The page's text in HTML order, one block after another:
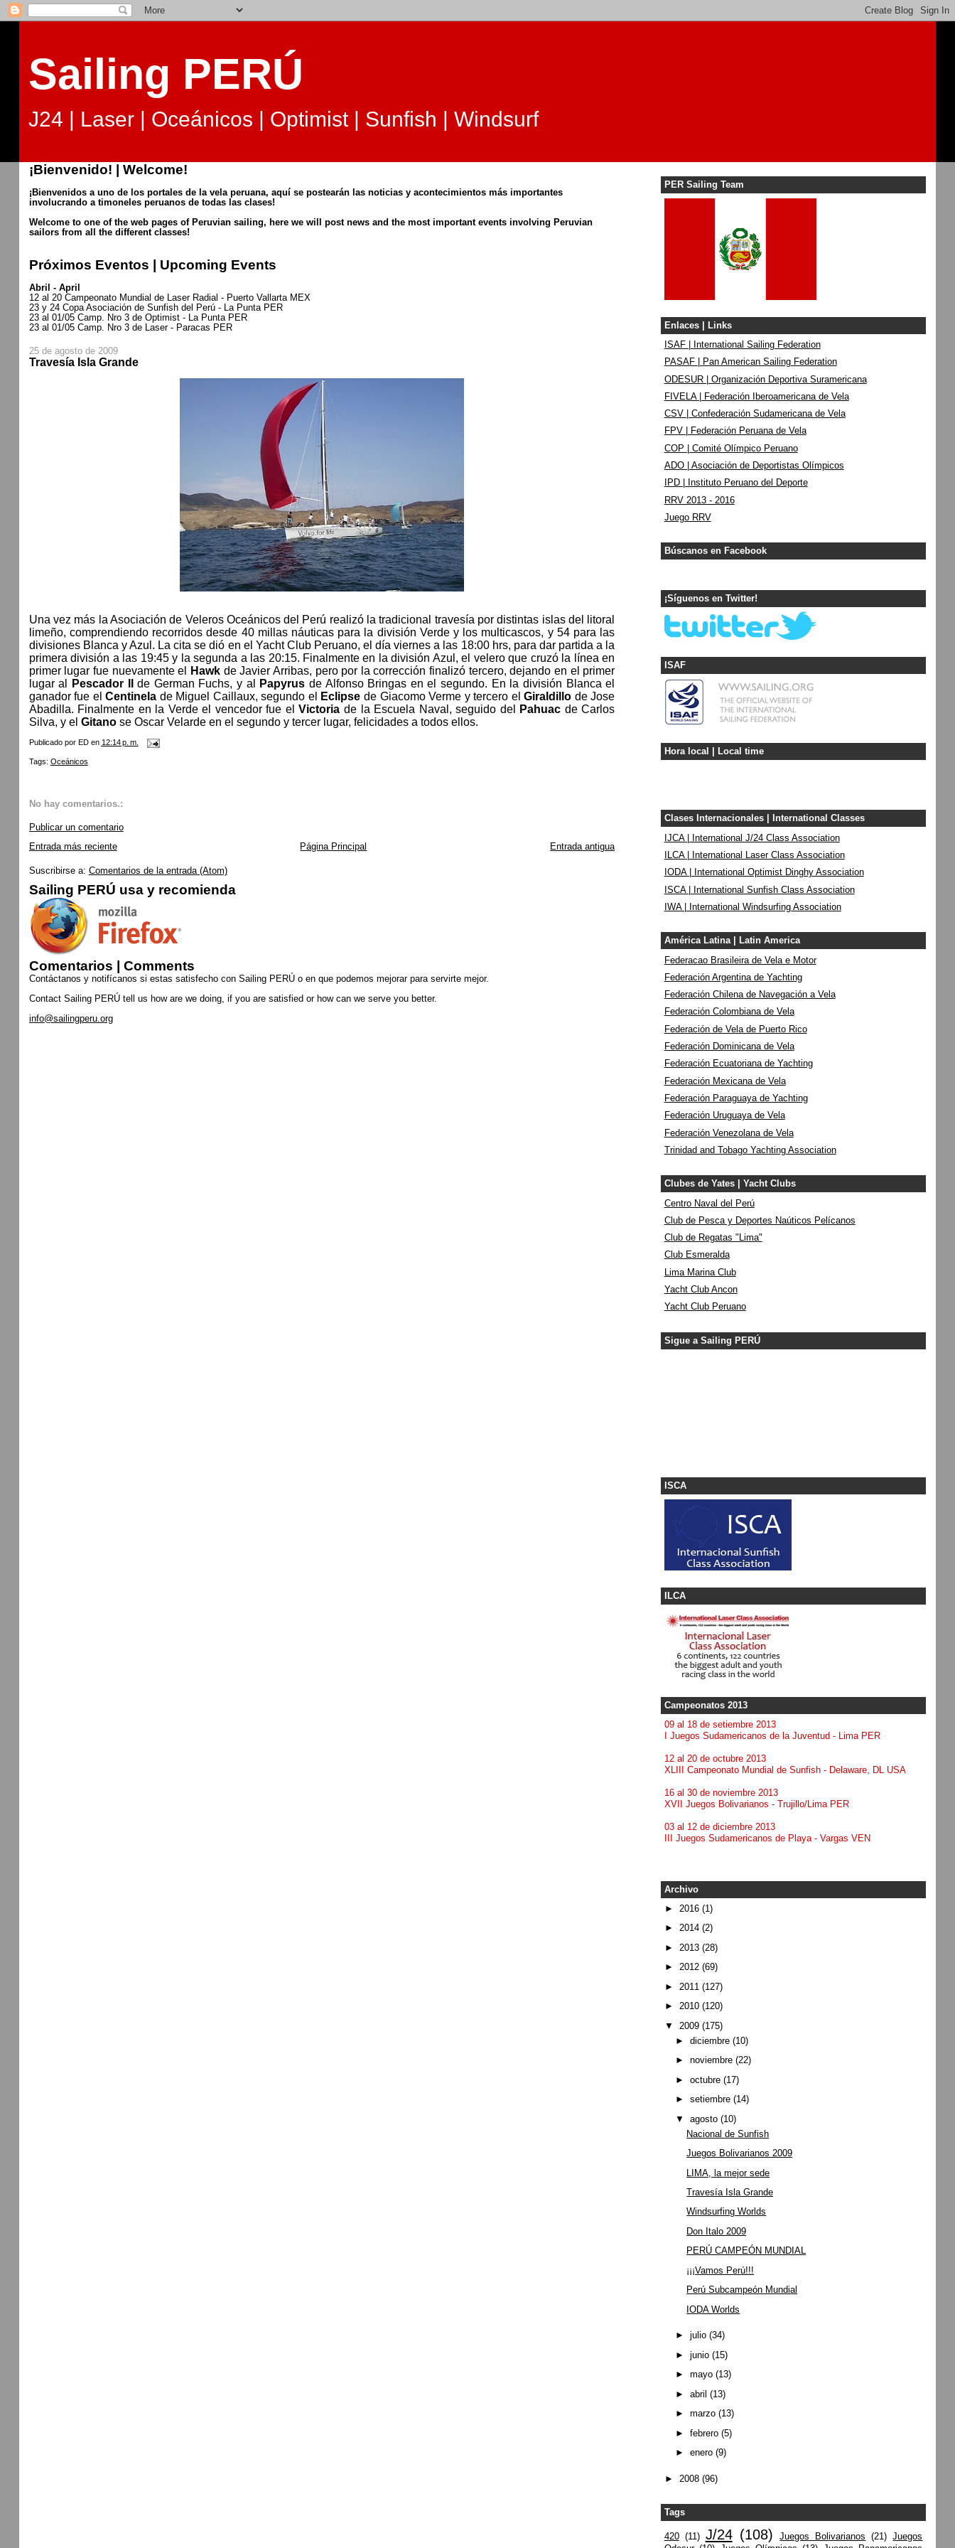
Sailing PERÚ
J24 | Laser | Oceánicos | Optimist | Sunfish | Windsurf
¡Bienvenido! | Welcome!
¡Bienvenidos a uno de los portales de la vela peruana, aquí se postearán las noticias y acontecimientos más importantes
involucrando a timoneles peruanos de todas las clases!
Welcome to one of the web pages of Peruvian sailing, here we will post news and the most important events involving Peruvian
sailors from all the different classes!
Próximos Eventos | Upcoming Events
Abril - April
12 al 20 Campeonato Mundial de Laser Radial - Puerto Vallarta MEX
23 y 24 Copa Asociación de Sunfish del Perú - La Punta PER
23 al 01/05 Camp. Nro 3 de Optimist - La Punta PER
23 al 01/05 Camp. Nro 3 de Laser - Paracas PER
25 de agosto de 2009
Travesía Isla Grande
Una vez más la Asociación de Veleros Oceánicos del Perú realizó la tradicional travesía por distintas islas del litoral
limeño, comprendiendo recorridos desde 40 millas náuticas para la división Verde y los multicascos, y 54 para las
divisiones Blanca y Azul. La cita se dió en el Yacht Club Peruano, el día viernes a las 18:00 hrs, para dar partida a la
primera división a las 19:45 y la segunda a las 20:15. Finalmente en la división Azul, el velero que cruzó la línea en
primer lugar fue nuevamente el
Hawkde Javier Arribas, pero por la corrección finalizó tercero, dejando en el primer
lugar al
Pescador II de German Fuchs, y al Papyrus de Alfonso Bringas en el segundo. En la división Blanca el
ganador fue elCentinela de Miguel Caillaux, segundo el Eclipsede Giacomo Verme y tercero elGiraldillo de Jose
Abadilla. Finalmente en la Verde el vencedor fue elVictoriade la Escuela Naval, seguido del Pahuac de Carlos
Silva, y el Gitanose Oscar Velarde en el segundo y tercer lugar, felicidades a todos ellos.
Publicado por ED en 12:14 p. m.
Tags: Oceánicos
No hay comentarios.:
Publicar un comentario
Entrada más reciente
Entrada antigua
Página Principal
Suscribirse a: Comentarios de la entrada (Atom)
Sailing PERÚ usa y recomienda
Comentarios | Comments
Contáctanos y notifícanos si estas satisfecho con Sailing PERÚ o en que podemos mejorar para servirte mejor.
Contact Sailing PERÚ tell us how are we doing, if you are satisfied or how can we serve you better.
info@sailingperu.org
PER Sailing Team
Enlaces | Links
ISAF | International Sailing Federation
PASAF | Pan American Sailing Federation
ODESUR | Organización Deportiva Suramericana
FIVELA | Federación Iberoamericana de Vela
CSV | Confederación Sudamericana de Vela
FPV | Federación Peruana de Vela
COP | Comité Olímpico Peruano
ADO | Asociación de Deportistas Olímpicos
IPD | Instituto Peruano del Deporte
RRV 2013 - 2016
Juego RRV
Búscanos en Facebook
¡Síguenos en Twitter!
ISAF
Hora local | Local time
Clases Internacionales | International Classes
IJCA | International J/24 Class Association
ILCA | International Laser Class Association
IODA | International Optimist Dinghy Association
ISCA | International Sunfish Class Association
IWA | International Windsurfing Association
América Latina | Latin America
Federacao Brasileira de Vela e Motor
Federación Argentina de Yachting
Federación Chilena de Navegación a Vela
Federación Colombiana de Vela
Federación de Vela de Puerto Rico
Federación Dominicana de Vela
Federación Ecuatoriana de Yachting
Federación Mexicana de Vela
Federación Paraguaya de Yachting
Federación Uruguaya de Vela
Federación Venezolana de Vela
Trinidad and Tobago Yachting Association
Clubes de Yates | Yacht Clubs
Centro Naval del Perú
Club de Pesca y Deportes Naúticos Pelícanos
Club de Regatas "Lima"
Club Esmeralda
Lima Marina Club
Yacht Club Ancon
Yacht Club Peruano
Sigue a Sailing PERÚ
ISCA
ILCA
Campeonatos 2013
09 al 18 de setiembre 2013
I Juegos Sudamericanos de la Juventud - Lima PER
12 al 20 de octubre 2013
XLIII Campeonato Mundial de Sunfish - Delaware, DL USA
16 al 30 de noviembre 2013
XVII Juegos Bolivarianos - Trujillo/Lima PER
03 al 12 de diciembre 2013
III Juegos Sudamericanos de Playa - Vargas VEN
Archivo
► 2016 (1)
► 2014 (2)
► 2013 (28)
► 2012 (69)
► 2011 (127)
► 2010 (120)
▼ 2009 (175)
► diciembre (10)
► noviembre (22)
► octubre (17)
► setiembre (14)
▼ agosto (10)
Nacional de Sunfish
Juegos Bolivarianos 2009
LIMA, la mejor sede
Travesía Isla Grande
Windsurfing Worlds
Don Italo 2009
PERÚ CAMPEÓN MUNDIAL
¡¡¡Vamos Perú!!!
Perú Subcampeón Mundial
IODA Worlds
► julio (34)
► junio (15)
► mayo (13)
► abril (13)
► marzo (13)
► febrero (5)
► enero (9)
► 2008 (96)
Tags
420 (11) J/24 (108) Juegos Bolivarianos (21) Juegos